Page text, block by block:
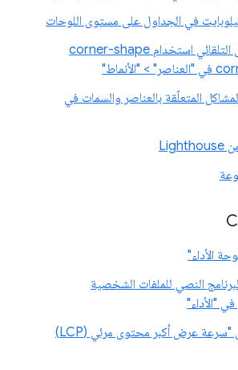
في الجداول على مستوى اللوحات
تتيح ميزة الإكمال التلقائي استخدام corner-shape
المتعلّقة بالعناصر والسمات في
الأداء"
النصي للملفات الشخصية
"الأداء"
إتاحة بيانات حقل "سرعة عرض أكبر محتوى مرئي (LCP)